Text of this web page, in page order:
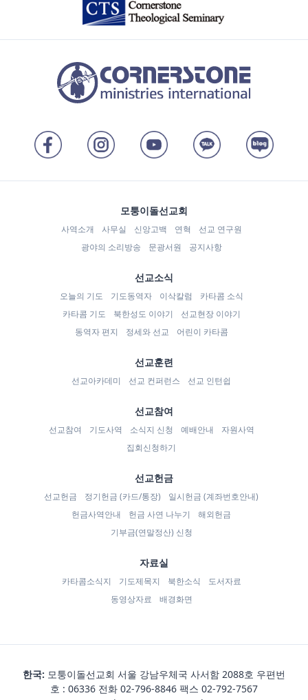
모퉁이돌선교회
사역소개 사무실 신앙고백 연혁
선교 연구원
광야의 소리방송
문광서원 공지사항
선교소식
오늘의 기도 기도동역자 이삭칼럼
카타콤 소식
카타콤 기도
북한성도 이야기
선교현장 이야기
동역자 편지
정세와 선교 어린이 카타콤
선교훈련
선교아카데미 선교 컨퍼런스 선교 인턴쉽
선교참여
선교참여 기도사역 소식지 신청 예배안내
자원사역
집회신청하기
선교헌금
선교헌금 정기헌금 (카드/통장)
일시헌금 (계좌번호안내)
헌금사역안내
헌금 사연 나누기
해외헌금
기부금(연말정산) 신청
자료실
카타콤소식지 기도제목지 북한소식
도서자료
동영상자료
배경화면
한국: 모퉁이돌선교회 서울 강남우체국 사서함 2088호 우편번
호 : 06336 전화 02-796-8846 팩스 02-792-7567